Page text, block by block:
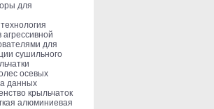
для
для
сушильного
осевых
данных
крыльчаток
алюминиевая